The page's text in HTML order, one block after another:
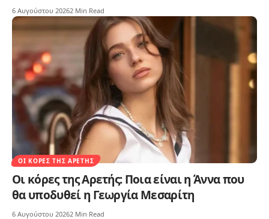
6 Αυγούστου 20262 Min Read
ΟΙ ΚΌΡΕΣ ΤΗΣ ΑΡΕΤΉΣ
Οι κόρες της Αρετής: Ποια είναι η Άννα που
θα υποδυθεί η Γεωργία Μεσαρίτη
6 Αυγούστου 20262 Min Read